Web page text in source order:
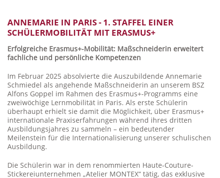
ANNEMARIE IN PARIS - 1. STAFFEL EINER
SCHÜLERMOBILITÄT MIT ERASMUS+
Erfolgreiche Erasmus+-Mobilität: Maßschneiderin erweitert
fachliche und persönliche Kompetenzen
Im Februar 2025 absolvierte die Auszubildende Annemarie
Schmiedel als angehende Maßschneiderin an unserem BSZ
Alfons Goppel im Rahmen des Erasmus+-Programms eine
zweiwöchige Lernmobilität in Paris. Als erste Schülerin
überhaupt erhielt sie damit die Möglichkeit, über Erasmus+
internationale Praxiserfahrungen während ihres dritten
Ausbildungsjahres zu sammeln – ein bedeutender
Meilenstein für die Internationalisierung unserer schulischen
Ausbildung.
Die Schülerin war in dem renommierten Haute-Couture-
Stickereiunternehmen „Atelier MONTEX“ tätig, das exklusive